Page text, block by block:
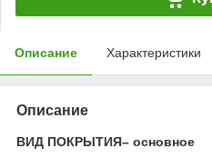
Описание Характеристики
Описание
ВИД ПОКРЫТИЯ– основное